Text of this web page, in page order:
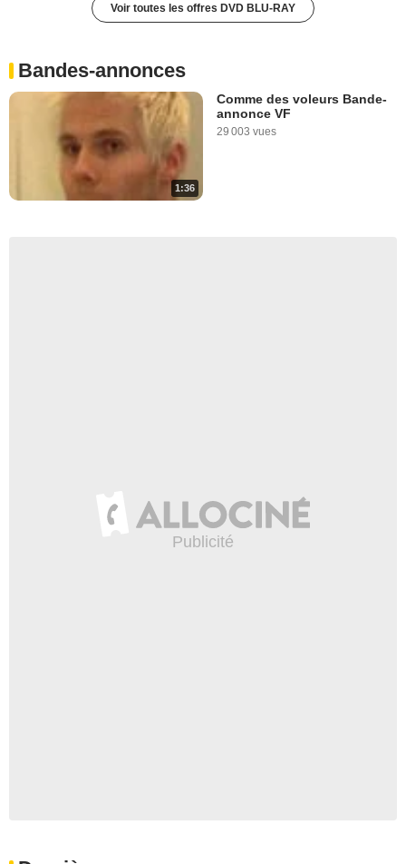
Voir toutes les offres DVD BLU-RAY
Bandes-annonces
1:36
Comme des voleurs Bande-
annonce VF
29 003 vues